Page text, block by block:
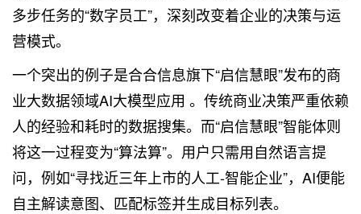
多步任务的“数字员工”，深刻改变着企业的决策与运
营模式。
一个突出的例子是合合信息旗下“启信慧眼”发布的商
业大数据领域AI大模型应用 。传统商业决策严重依赖
人的经验和耗时的数据搜集。而“启信慧眼”智能体则
将这一过程变为“算法算”。用户只需用自然语言提
问，例如“寻找近三年上市的人工-智能企业”，AI便能
自主解读意图、匹配标签并生成目标列表。